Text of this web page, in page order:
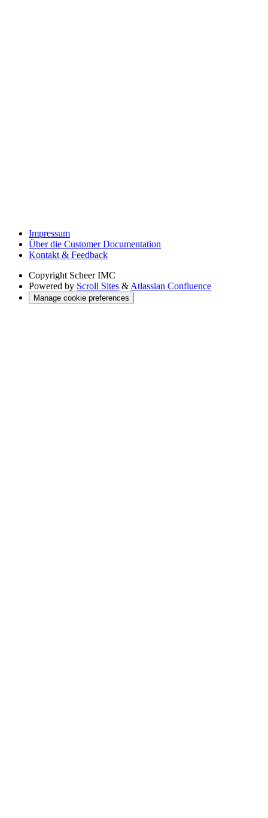
Impressum
Über die Customer Documentation
Kontakt & Feedback
Copyright Scheer IMC
Powered by Scroll Sites & Atlassian Confluence
Manage cookie preferences